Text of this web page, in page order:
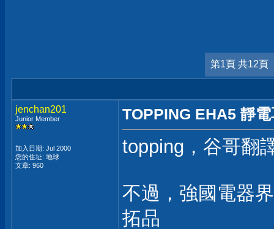
第1頁 共12頁
jenchan201
Junior Member
加入日期: Jul 2000
您的住址: 地球
文章: 960
TOPPING EHA5 靜
topping，谷哥翻
不過，強國電器
拓品